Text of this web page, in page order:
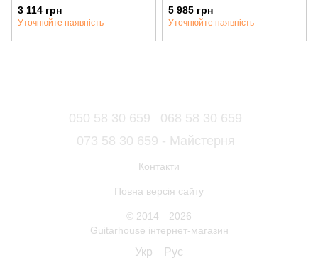
3 114 грн
Уточнюйте наявність
5 985 грн
Уточнюйте наявність
050 58 30 659
068 58 30 659
073 58 30 659 - Майстерня
Контакти
Повна версія сайту
© 2014—2026
Guitarhouse інтернет-магазин
Укр Рус